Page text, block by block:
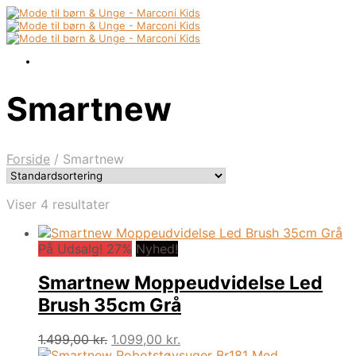
Smartnew
Forside / Smartnew
Viser 4 resultater
På Udsalg! 27% Nyhed!
Smartnew Moppeudvidelse Led
Brush 35cm Grå
1.499,00kr. Den
1.099,00 kr.